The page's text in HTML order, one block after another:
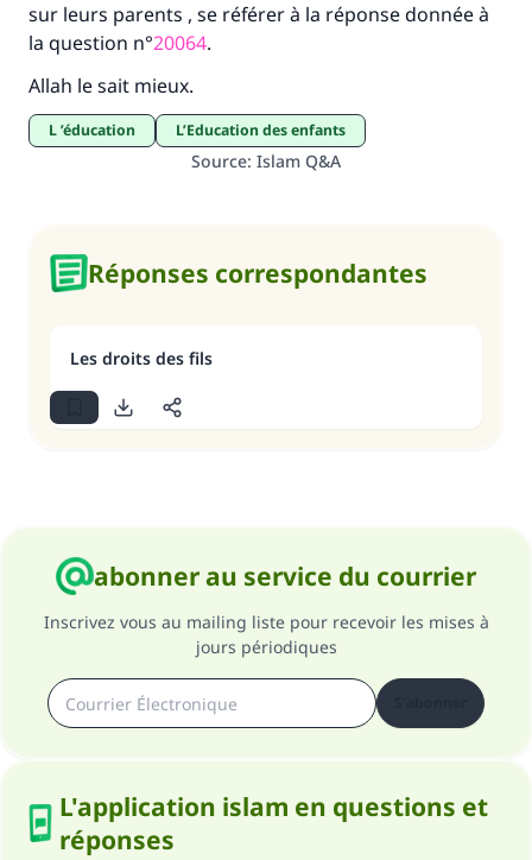
sur leurs parents , se référer à la réponse donnée à
la question n°20064.
Allah le sait mieux.
L ’éducation L’Education des enfants
Source: Islam Q&A
Réponses correspondantes
Les droits des fils
abonner au service du courrier
Inscrivez vous au mailing liste pour recevoir les mises à
jours périodiques
L'application islam en questions et
réponses